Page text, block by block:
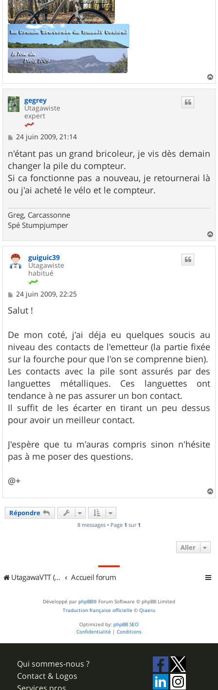
a
gegrey
Utagawiste
expert
M
s
s
a
g
e
24 juin 2009, 21:14
n'étant pas un grand bricoleur, je vis dès demain
changer la pile du compteur.
Si ca fonctionne pas a nouveau, je retournerai là
ou j'ai acheté le vélo et le compteur.
Greg, Carcassonne
Spé Stumpjumper
a
guiguic39
Utagawiste
habitué
M
s
s
g
e
24 juin 2009, 22:25
Salut !
De mon coté, j'ai déja eu quelques soucis au
niveau des contacts de l'emetteur (la partie fixée
sur la fourche pour que l'on se comprenne bien).
Les contacts avec la pile sont assurés par des
languettes métalliques. Ces languettes ont
tendance à ne pas assurer un bon contact.
Il suffit de les écarter en tirant un peu dessus
pour avoir un meilleur contact.
J'espère que tu m'auras compris sinon n'hésite
pas à me poser des questions.
@+
a
Répondre
8 messages • Page 1 sur 1
Aller
UtagawaVTT (Randos VTT et VTTAE avec traces GPS) Accueil forum
Développé par phpBB® Forum Software © phpBB Limited
Traduction française officielle © Qiaeru
Optimized by: phpBB SEO
Confidentialité | Conditions
Qui sommes-nous ?
Contact & Logos